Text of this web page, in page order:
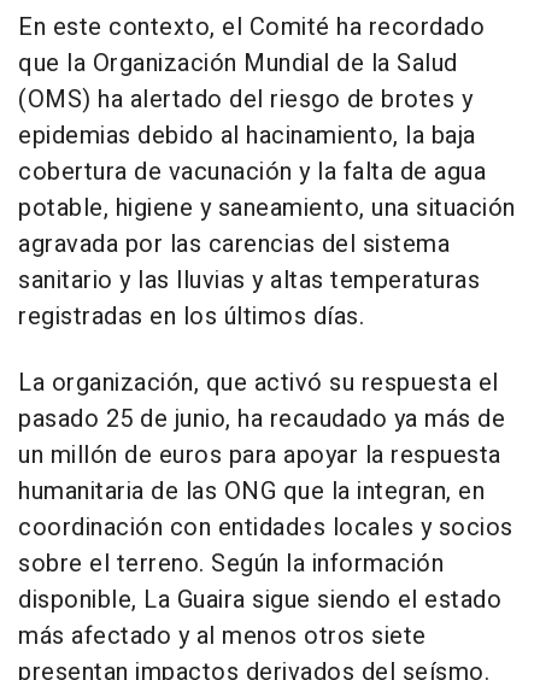
En este contexto, el Comité ha recordado
que la Organización Mundial de la Salud
(OMS) ha alertado del riesgo de brotes y
epidemias debido al hacinamiento, la baja
cobertura de vacunación y la falta de agua
potable, higiene y saneamiento, una situación
agravada por las carencias del sistema
sanitario y las lluvias y altas temperaturas
registradas en los últimos días.
La organización, que activó su respuesta el
pasado 25 de junio, ha recaudado ya más de
un millón de euros para apoyar la respuesta
humanitaria de las ONG que la integran, en
coordinación con entidades locales y socios
sobre el terreno. Según la información
disponible, La Guaira sigue siendo el estado
más afectado y al menos otros siete
presentan impactos derivados del seísmo.